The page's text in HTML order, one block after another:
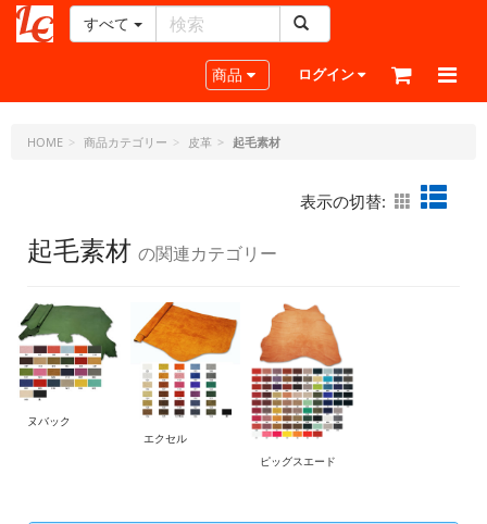
ー
ラ
ッ
ト・
ェ
ー
ピ
ー
すべて
Toggle navigation
商品 ログイン
HOME 商品カテゴリー 皮革 起毛素材
表示の切替:
起毛素材 の関連カテゴリー
ヌバック
エクセル
ピッグスエード